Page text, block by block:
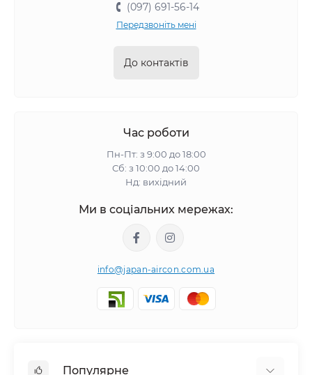
(097) 691-56-14
Передзвоніть мені
До контактів
Час роботи
Пн-Пт: з 9:00 до 18:00
Сб: з 10:00 до 14:00
Нд: вихідний
Ми в соціальних мережах:
info@japan-aircon.com.ua
Популярне